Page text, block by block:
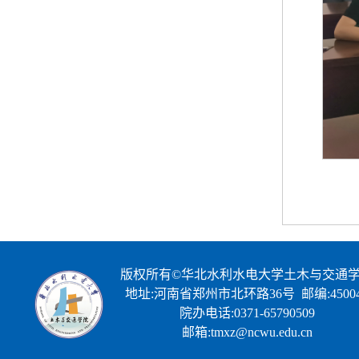
版权所有©华北水利水电大学土木与交通
地址:河南省郑州市北环路36号 邮编
院办电话:0371-65790509
邮箱:tmxz@ncwu.edu.cn